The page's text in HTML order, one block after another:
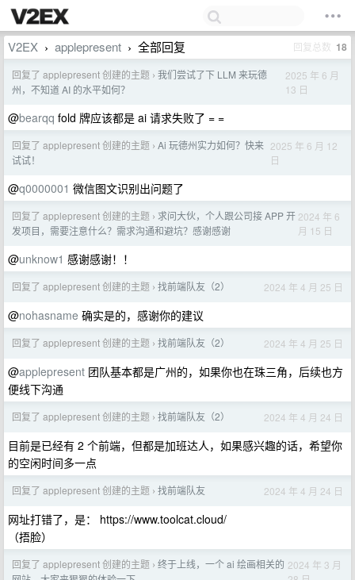
V2EX › applepresent › 全部回复 回复总数 18
回复了 applepresent 创建的主题 › 我们尝试了下 LLM 来玩德
州，不知道 AI 的水平如何？
2025 年 6 月
13 日
@bearqq fold 牌应该都是 ai 请求失败了 = =
回复了 applepresent 创建的主题 › Ai 玩德州实力如何？快来
试试！
2025 年 6 月 12
日
@q0000001 微信图文识别出问题了
回复了 applepresent 创建的主题 › 求问大伙，个人跟公司接 APP 开
发项目，需要注意什么？需求沟通和避坑？感谢感谢
2024 年 6
月 15 日
@unknow1 感谢感谢！！
回复了 applepresent 创建的主题 › 找前端队友（2） 2024 年 4 月 25 日
@nohasname 确实是的，感谢你的建议
回复了 applepresent 创建的主题 › 找前端队友（2） 2024 年 4 月 25 日
@applepresent 团队基本都是广州的，如果你也在珠三角，后续也方
便线下沟通
回复了 applepresent 创建的主题 › 找前端队友（2） 2024 年 4 月 24 日
目前是已经有 2 个前端，但都是加班达人，如果感兴趣的话，希望你
的空闲时间多一点
回复了 applepresent 创建的主题 › 找前端队友 2024 年 4 月 24 日
网址打错了，是： https://www.toolcat.cloud/
（捂脸）
回复了 applepresent 创建的主题 › 终于上线，一个 ai 绘画相关的 2024 年 3 月